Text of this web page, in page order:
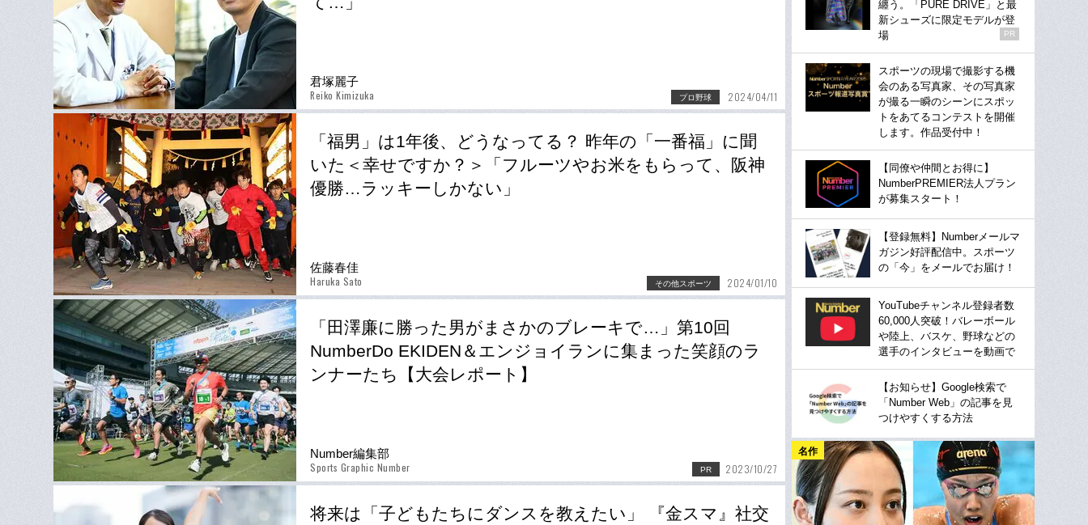
君塚麗子
Reiko Kimizuka プロ野球 2024/04/11
「福男」は1年後、どうなってる？ 昨年の「一番福」に聞
いた＜幸せですか？＞「フルーツやお米をもらって、阪神
優勝…ラッキーしかない」
佐藤春佳
Haruka Sato その他スポーツ 2024/01/10
「田澤廉に勝った男がまさかのブレーキで…」第10回
NumberDo EKIDEN＆エンジョイランに集まった笑顔のラ
ンナーたち【大会レポート】
Number編集部
Sports Graphic Number PR 2023/10/27
将来は「子どもたちにダンスを教えたい」 『金スマ』社交
纏う。「PURE DRIVE」と最
新シューズに限定モデルが登
場
PR
スポーツの現場で撮影する機
会のある写真家、その写真家
が撮る一瞬のシーンにスポッ
トをあてるコンテストを開催
します。作品受付中！
【同僚や仲間とお得に】
NumberPREMIER法人プラン
が募集スタート！
【登録無料】Numberメールマ
ガジン好評配信中。スポーツ
の「今」をメールでお届け！
YouTubeチャンネル登録者数
60,000人突破！バレーボール
や陸上、バスケ、野球などの
選手のインタビューを動画で
【お知らせ】Google検索で
「Number Web」の記事を見
つけやすくする方法
名作